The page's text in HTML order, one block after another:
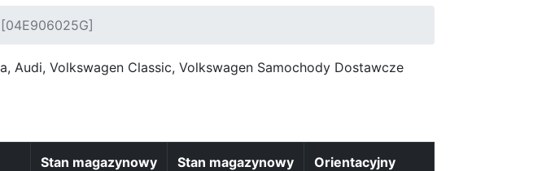
Audi, Volkswagen Classic, Volkswagen Samochody Dostawcze
Stan magazynowy
Stan magazynowy
Orientacyjny